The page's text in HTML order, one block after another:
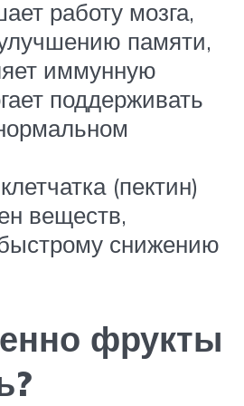
работу мозга,
памяти,
иммунную
поддерживать
(пектин)
веществ,
снижению
фрукты